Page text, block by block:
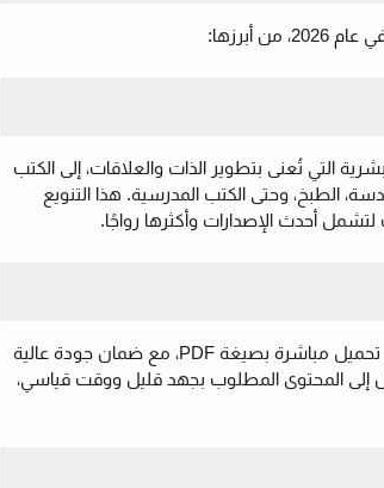
أبرزها:
التي تُعنى بتطوير الذات والعلاقات، إلى الكتب
الطبخ، وحتى الكتب المدرسية. هذا التنويع
أحدث الإصدارات وأكثرها رواجًا.
تُركز المنصة على توفير تجربة مستخدم سلسة ومباشرة. فبمجرد اختيار الكتاب، يجد القارئ روابط تحميل مباشرة بصيغة PDF، مع ضمان جودة عالية
إلى المحتوى المطلوب بجهد قليل ووقت قياسي،